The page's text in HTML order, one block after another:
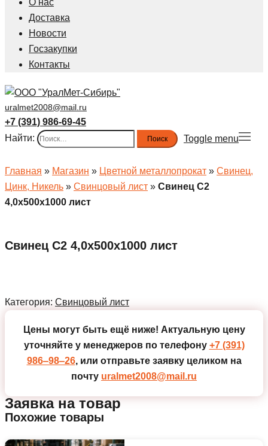
О нас
Доставка
Новости
Госзакупки
Контакты
uralmet2008@mail.ru
+7 (391) 986-69-45
Найти:
Toggle menu
Главная » Магазин » Цветной металлопрокат » Свинец,
Цинк, Никель » Свинцовый лист » Свинец С2
4,0х500х1000 лист
Свинец С2 4,0х500х1000 лист
Категория: Свинцовый лист
Цены могут быть ещё ниже! Актуальную цену
уточняйте у менеджеров по телефону +7 (391)
986‒98‒26, или отправьте заявку целиком на
почту uralmet2008@mail.ru
Заявка на товар
Похожие товары